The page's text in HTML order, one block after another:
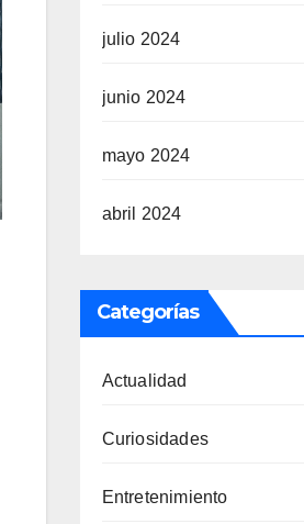
julio 2024
junio 2024
mayo 2024
abril 2024
Categorías
Actualidad
Curiosidades
Entretenimiento